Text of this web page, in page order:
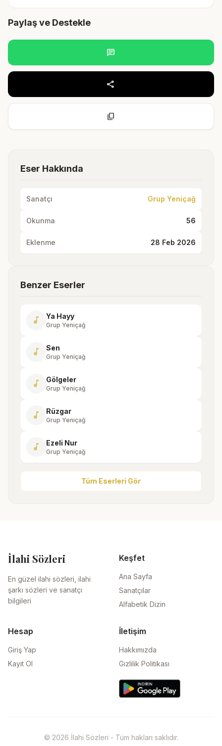
Paylaş ve Destekle
chat
share
content_copy
Eser Hakkında
Sanatçı Grup Yeniçağ
Okunma 56
Eklenme 28 Feb 2026
Benzer Eserler
music_note Ya Hayy
Grup Yeniçağ
music_note Sen
Grup Yeniçağ
music_note Gölgeler
Grup Yeniçağ
music_note Rüzgar
Grup Yeniçağ
music_note Ezeli Nur
Grup Yeniçağ
Tüm Eserleri Gör
İlahi Sözleri
En güzel ilahi sözleri, ilahi
şarkı sözleri ve sanatçı
bilgileri
Keşfet
Ana Sayfa
Sanatçılar
Alfabetik Dizin
Hesap
Giriş Yap
Kayıt Ol
İletişim
Hakkımızda
Gizlilik Politikası
© 2026 İlahi Sözleri - Tüm hakları saklıdır.